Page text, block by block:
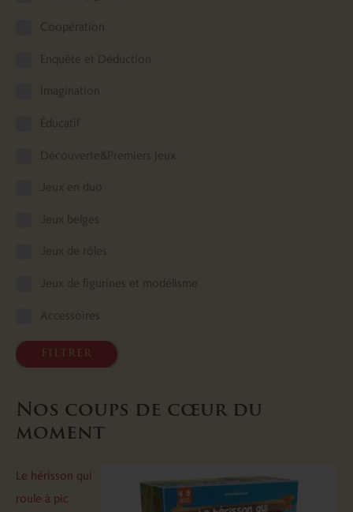
Coopération
Enquête et Déduction
Imagination
Éducatif
Découverte&Premiers jeux
Jeux en duo
Jeux belges
Jeux de rôles
Jeux de figurines et modélisme
Accessoires
filtrer
Nos coups de cœur du
moment
Le hérisson qui
roule à pic